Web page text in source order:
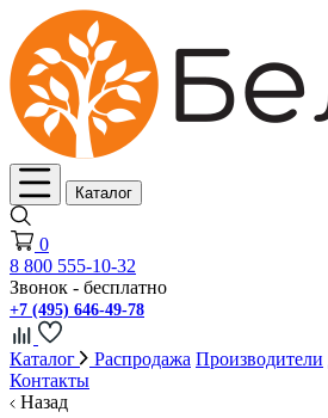
Каталог
0
8 800 555-10-32
Звонок - бесплатно
+7 (495) 646-49-78
Каталог Распродажа Производители
Контакты
Назад